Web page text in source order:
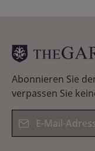
Abonnieren Sie
verpassen Sie
E-Mail-Adresse*